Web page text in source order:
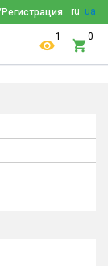
ru ua
1 0